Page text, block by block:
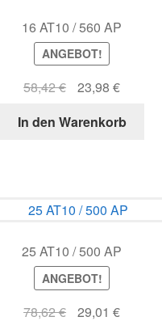
16 AT10 / 560 AP
ANGEBOT!
58,42€
Ursprünglicher
war:
23,98 €Aktueller
ist:
In den Warenkorb
25 AT10 / 500 AP
ANGEBOT!
78,62€ Ursprünglicher
29,01 €Aktueller